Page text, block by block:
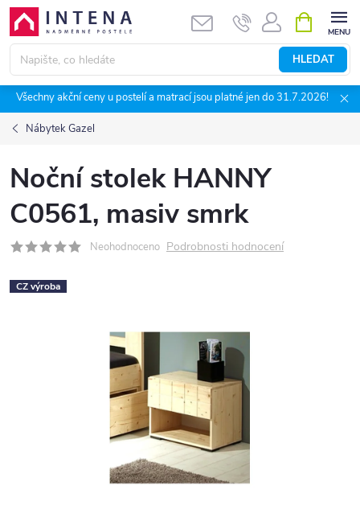
Přejít
obsah
HLEDAT
NÁKUPNÍ
KOŠÍK
Všechny akční ceny u postelí a matrací jsou platné jen do 31.7.2026!
Nábytek Gazel
Noční stolek HANNY
C0561, masiv smrk
Neohodnoceno Podrobnosti hodnocení
CZ výroba